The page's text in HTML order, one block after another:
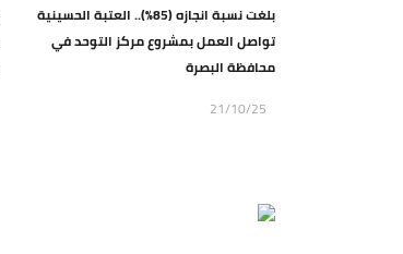
بلغت نسبة انجازه (85%).. العتبة الحسينية
تواصل العمل بمشروع مركز التوحد في
محافظة البصرة
21/10/25